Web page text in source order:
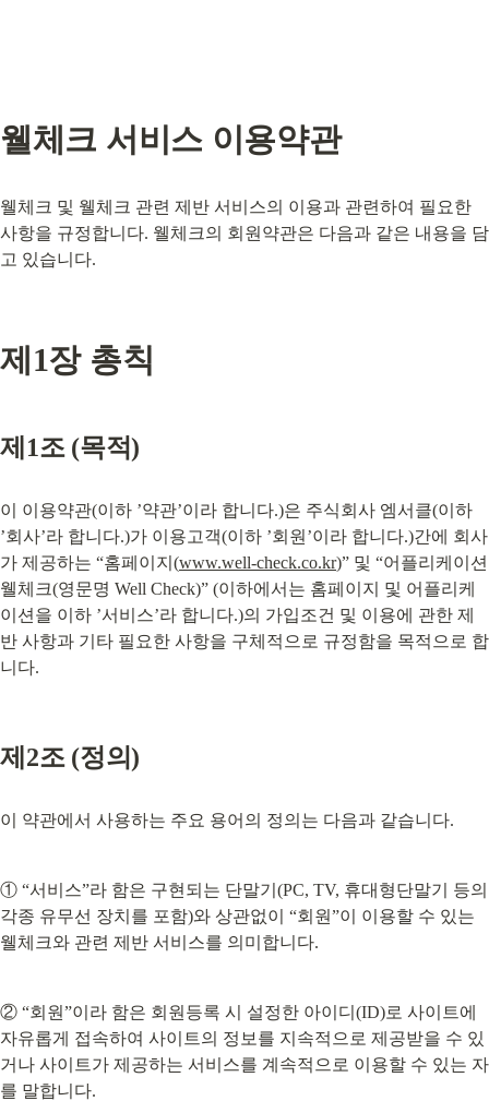
웰체크 서비스 이용약관
웰체크 및 웰체크 관련 제반 서비스의 이용과 관련하여 필요한
사항을 규정합니다. 웰체크의 회원약관은 다음과 같은 내용을 담
고 있습니다.
제1장 총칙
제1조 (목적)
이 이용약관(이하 ’약관’이라 합니다.)은 주식회사 엠서클(이하
’회사’라 합니다.)가 이용고객(이하 ’회원’이라 합니다.)간에 회사
가 제공하는 “홈페이지(www.well-check.co.kr)” 및 “어플리케이션
웰체크(영문명 Well Check)” (이하에서는 홈페이지 및 어플리케
이션을 이하 ’서비스’라 합니다.)의 가입조건 및 이용에 관한 제
반 사항과 기타 필요한 사항을 구체적으로 규정함을 목적으로 합
니다.
제2조 (정의)
이 약관에서 사용하는 주요 용어의 정의는 다음과 같습니다.
① “서비스”라 함은 구현되는 단말기(PC, TV, 휴대형단말기 등의
각종 유무선 장치를 포함)와 상관없이 “회원”이 이용할 수 있는
웰체크와 관련 제반 서비스를 의미합니다.
② “회원”이라 함은 회원등록 시 설정한 아이디(ID)로 사이트에
자유롭게 접속하여 사이트의 정보를 지속적으로 제공받을 수 있
거나 사이트가 제공하는 서비스를 계속적으로 이용할 수 있는 자
를 말합니다.